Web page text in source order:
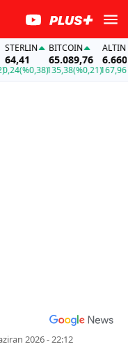
STERLIN
64,41
(%0,38)
BITCOIN
65.089,76
135,38(%0,21)
ALTIN
167,96
2026 - 22:12